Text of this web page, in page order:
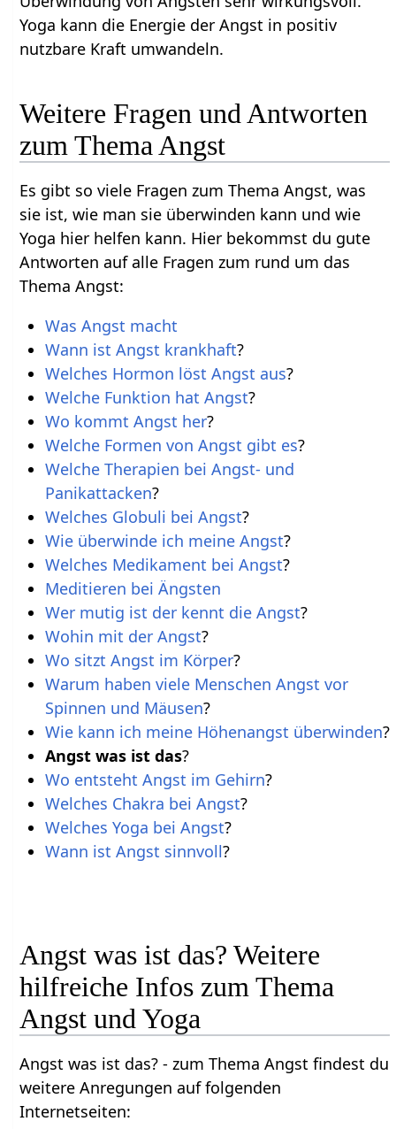
Yoga kann die Energie der Angst in positiv
nutzbare Kraft umwandeln.
Weitere Fragen und Antworten
zum Thema Angst
Es gibt so viele Fragen zum Thema Angst, was
sie ist, wie man sie überwinden kann und wie
Yoga hier helfen kann. Hier bekommst du gute
Antworten auf alle Fragen zum rund um das
Thema Angst:
Was Angst macht
Wann ist Angst krankhaft?
Welches Hormon löst Angst aus?
Welche Funktion hat Angst?
Wo kommt Angst her?
Welche Formen von Angst gibt es?
Welche Therapien bei Angst- und
Panikattacken?
Welches Globuli bei Angst?
Wie überwinde ich meine Angst?
Welches Medikament bei Angst?
Meditieren bei Ängsten
Wer mutig ist der kennt die Angst?
Wohin mit der Angst?
Wo sitzt Angst im Körper?
Warum haben viele Menschen Angst vor
Spinnen und Mäusen?
Wie kann ich meine Höhenangst überwinden?
Angst was ist das?
Wo entsteht Angst im Gehirn?
Welches Chakra bei Angst?
Welches Yoga bei Angst?
Wann ist Angst sinnvoll?
Angst was ist das? Weitere
hilfreiche Infos zum Thema
Angst und Yoga
Angst was ist das? - zum Thema Angst findest du
weitere Anregungen auf folgenden
Internetseiten: